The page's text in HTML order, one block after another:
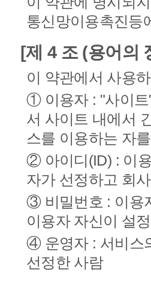
통신망이용촉진등
[제 4 조 (용어의
이 약관에서 사용
① 이용자 : "사이트
서 사이트 내에서
스를 이용하는 자
② 아이디(ID) : 이
자가 선정하고 회
③ 비밀번호 : 이용
이용자 자신이 설
④ 운영자 : 서비스
선정한 사람